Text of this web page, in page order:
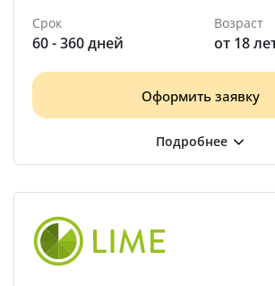
Срок
60 - 360 дней
Возраст
от 18
Оформить заявку